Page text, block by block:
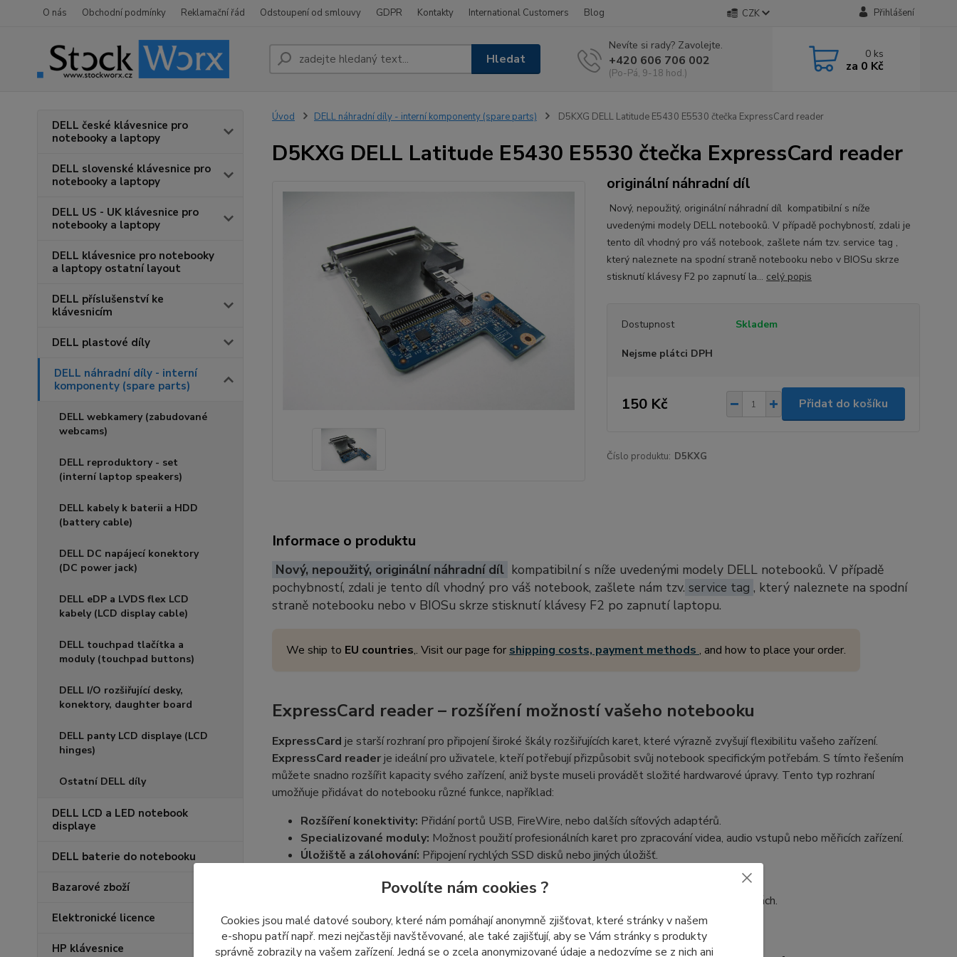
O nás Obchodní podmínky Reklamační řád Odstoupení od smlouvy GDPR Kontakty International Customers Blog CZK Přihlášení
Hledat
Nevíte si rady? Zavolejte.
+420 606 706 002
(Po-Pá, 9-18 hod.)
0 ks
za 0 Kč
DELL české klávesnice pro
notebooky a laptopy
DELL slovenské klávesnice pro
notebooky a laptopy
DELL US - UK klávesnice pro
notebooky a laptopy
DELL klávesnice pro notebooky
a laptopy ostatní layout
DELL příslušenství ke
klávesnicím
DELL plastové díly
DELL náhradní díly - interní
komponenty (spare parts)
DELL webkamery (zabudované
webcams)
DELL reproduktory - set
(interní laptop speakers)
DELL kabely k baterii a HDD
(battery cable)
DELL DC napájecí konektory
(DC power jack)
DELL eDP a LVDS flex LCD
kabely (LCD display cable)
DELL touchpad tlačítka a
moduly (touchpad buttons)
DELL I/O rozšiřující desky,
konektory, daughter board
DELL panty LCD displaye (LCD
hinges)
Ostatní DELL díly
DELL LCD a LED notebook
displaye
DELL baterie do notebooku
Bazarové zboží
Elektronické licence
HP klávesnice
Úvod DELL náhradní díly - interní komponenty (spare parts) D5KXG DELL Latitude E5430 E5530 čtečka ExpressCard reader
D5KXG DELL Latitude E5430 E5530 čtečka ExpressCard reader
originální náhradní díl
Nový, nepoužitý, originální náhradní díl kompatibilní s níže
uvedenými modely DELL notebooků. V případě pochybností, zdali je
tento díl vhodný pro váš notebook, zašlete nám tzv. service tag ,
který naleznete na spodní straně notebooku nebo v BIOSu skrze
stisknutí klávesy F2 po zapnutí la... celý popis
Dostupnost Skladem
Nejsme plátci DPH
150 Kč Přidat do košíku
Číslo produktu: D5KXG
Informace o produktu
Nový, nepoužitý, originální náhradní díl kompatibilní s níže uvedenými modely DELL notebooků. V případě
pochybností, zdali je tento díl vhodný pro váš notebook, zašlete nám tzv. service tag , který naleznete na spodní
straně notebooku nebo v BIOSu skrze stisknutí klávesy F2 po zapnutí laptopu.
We ship to EU countries,. Visit our page forshipping costs, payment methods, and how to place your order.
ExpressCard reader – rozšíření možností vašeho notebooku
ExpressCard je starší rozhraní pro připojení široké škály rozšiřujících karet, které výrazně zvyšují flexibilitu vašeho zařízení.
ExpressCard readerje ideální pro uživatele, kteří potřebují přizpůsobit svůj notebook specifickým potřebám. S tímto řešením
můžete snadno rozšířit kapacity svého zařízení, aniž byste museli provádět složité hardwarové úpravy. Tento typ rozhraní
umožňuje přidávat do notebooku různé funkce, například:
Rozšíření konektivity: Přidání portů USB, FireWire, nebo dalších síťových adaptérů.
Specializované moduly: Možnost použití profesionálních karet pro zpracování videa, audio vstupů nebo měřicích zařízení.
Úložiště a zálohování: Připojení rychlých SSD disků nebo jiných úložišť.
závisí na kompatibilitě vašeho notebooku a podporovaných kartách.
Povolíte nám cookies ?
Cookies jsou malé datové soubory, které nám pomáhají anonymně zjišťovat, které stránky v našem
e-shopu patří např. mezi nejčastěji navštěvované, ale také zajišťují, aby se Vám stránky s produkty
správně zobrazily na vašem zařízení. Jedná se o zcela anonymizované údaje a nedozvíme se z nich ani